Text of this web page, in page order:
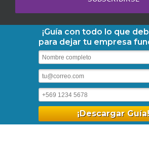
Copyright 2013-2026 AbogaDOC | Teléfono:
contacto@abogadoc.com
| Dr. Barros
Providencia. | Horario: Lunes a